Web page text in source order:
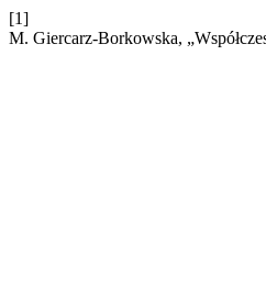
[1]
M. Giercarz-Borkowska,